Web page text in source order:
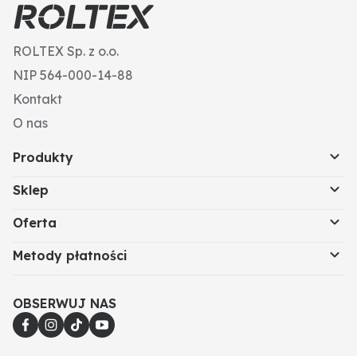
ROLTEX Sp. z o.o.
NIP 564-000-14-88
Kontakt
O nas
Produkty
Sklep
Oferta
Metody płatności
OBSERWUJ NAS